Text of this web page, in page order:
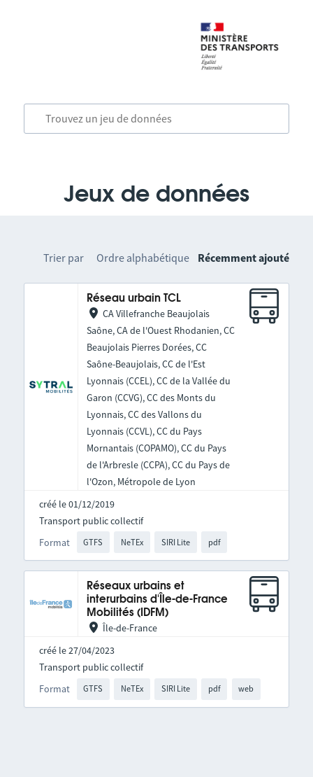
Jeux de données
Trier par Ordre alphabétique Récemment ajouté
Réseau urbain TCL
CA Villefranche Beaujolais
Saône, CA de l'Ouest Rhodanien, CC
Beaujolais Pierres Dorées, CC
Saône-Beaujolais, CC de l'Est
Lyonnais (CCEL), CC de la Vallée du
Garon (CCVG), CC des Monts du
Lyonnais, CC des Vallons du
Lyonnais (CCVL), CC du Pays
Mornantais (COPAMO), CC du Pays
de l'Arbresle (CCPA), CC du Pays de
l'Ozon, Métropole de Lyon
créé le 01/12/2019
Format GTFS NeTEx SIRI Lite pdf
Transport public collectif
Réseaux urbains et
interurbains d'Île-de-France
Mobilités (IDFM)
Île-de-France
créé le 27/04/2023
Format GTFS NeTEx SIRI Lite pdf web
Transport public collectif